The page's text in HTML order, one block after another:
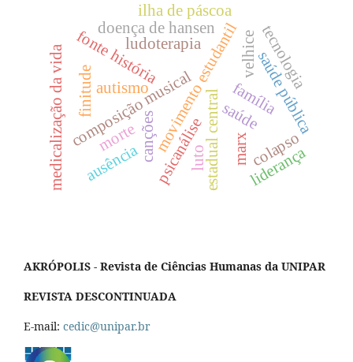
estadual central
movimento estudantil
luto
autismo família
composição musical
canções
fonte história
doença de hansen
saúdesaúde pública
medicalização da vida velhice
marx
ludoterapia
psicanálise
finitude
morte colapso
ilha de páscoa
ausência
tecnologia
liderança
AKRÓPOLIS - Revista de Ciências Humanas da UNIPAR
REVISTA DESCONTINUADA
E-mail: cedic@unipar.br